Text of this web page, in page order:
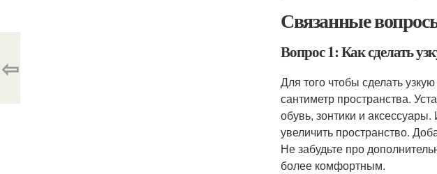
Связанные
Вопрос 1: Как сделать
Для того чтобы сделать
сантиметр пространства.
обувь, зонтики и
увеличить пространство.
Не забудьте про
более комфортным.
⇦